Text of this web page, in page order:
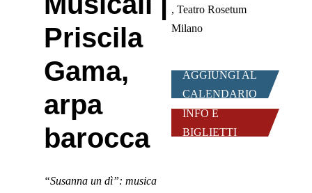
Priscila
Gama,
arpa
barocca
“Susanna un dì”: musica
Teatro Rosetum
Milano
AGGIUNGI AL
CALENDARIO
INFO E
BIGLIETTI